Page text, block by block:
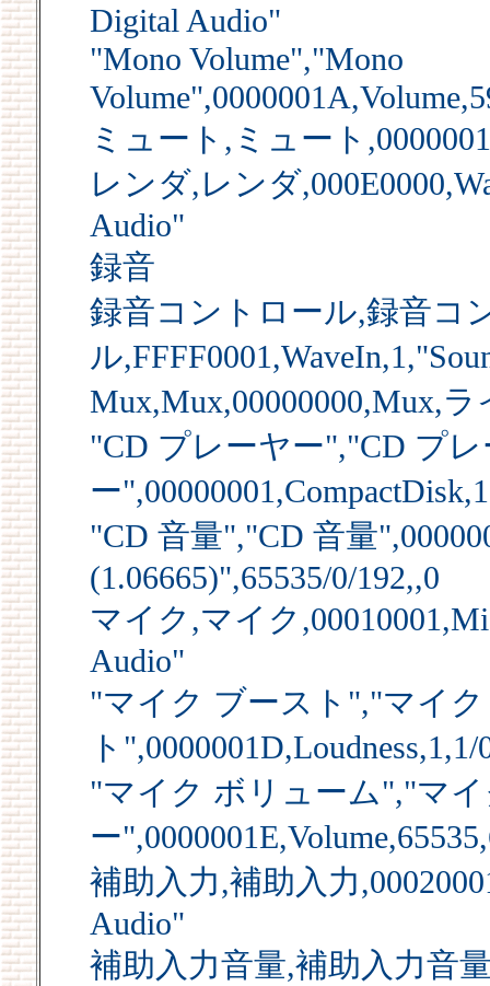
Digital Audio"
"Mono Volume","Mono
ミュート,ミュート
レンダ,レンダ
Audio"
録音
録音コントロール,録音コ
ル
Mux,Mux,00000000,Mux,
"CD プレーヤー","CD プ
ー
"CD 音量","CD 音量
(1.06665)",65535/0/192,,0
マイク,マイク
Audio"
"マイク ブースト","マイ
ト
"マイク ボリューム","マ
ー
補助入力,補助入力
Audio"
補助入力音量,補助入力音量